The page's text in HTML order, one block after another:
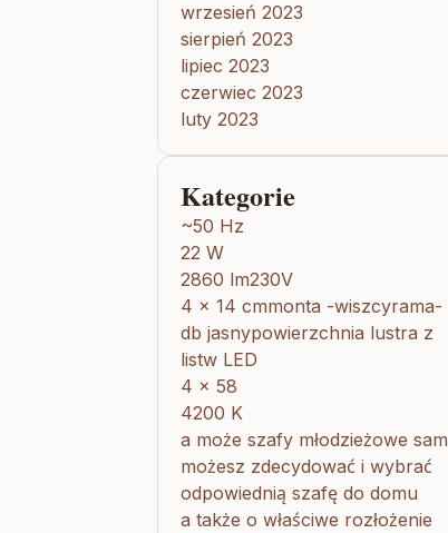
wrzesień 2023
sierpień 2023
lipiec 2023
czerwiec 2023
luty 2023
Kategorie
~50 Hz
22 W
2860 lm230V
4 x 14 cmmonta -wiszcyrama-
db jasnypowierzchnia lustra z
listw LED
4 x 58
4200 K
a może szafy młodzieżowe sam
możesz zdecydować i wybrać
odpowiednią szafę do domu
a także o właściwe rozłożenie